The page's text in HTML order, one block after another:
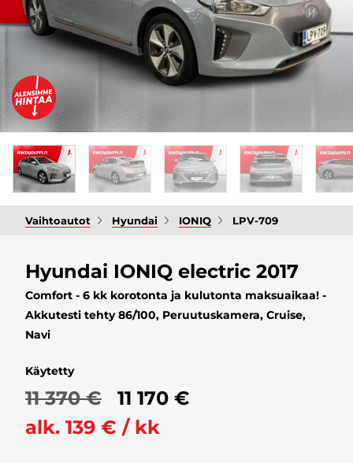
Vaihtoautot Hyundai IONIQ LPV-709
Hyundai IONIQ electric 2017
Comfort - 6 kk korotonta ja kulutonta maksuaikaa! -
Akkutesti tehty 86/100, Peruutuskamera, Cruise,
Navi
Käytetty
11 370 €
11 170 €
alk. 139 € / kk